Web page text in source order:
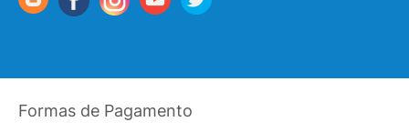
Formas de Pagamento